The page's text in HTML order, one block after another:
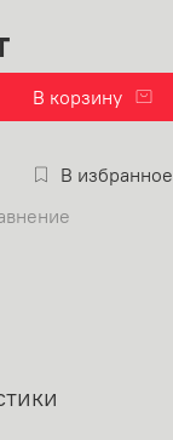
В избранное
В корзину